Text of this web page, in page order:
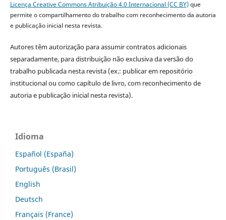
Licença Creative Commons Atribuição 4.0 Internacional (CC BY)que
permite o compartilhamento do trabalho com reconhecimento da autoria
e publicação inicial nesta revista.
Autores têm autorização para assumir contratos adicionais
separadamente, para distribuição não exclusiva da versão do
trabalho publicada nesta revista (ex.: publicar em repositório
institucional ou como capítulo de livro, com reconhecimento de
autoria e publicação inicial nesta revista).
Idioma
Español (España)
Português (Brasil)
English
Deutsch
Français (France)